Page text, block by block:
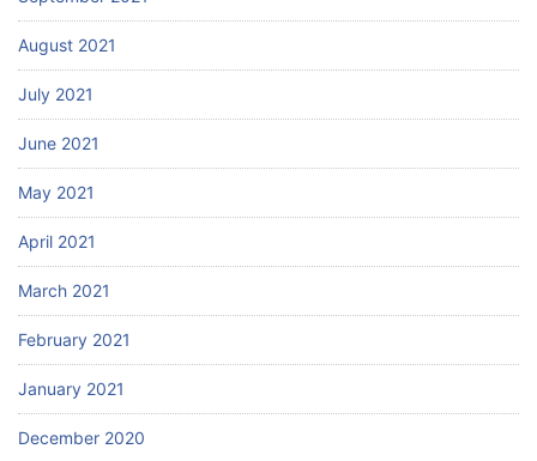
August 2021
July 2021
June 2021
May 2021
April 2021
March 2021
February 2021
January 2021
December 2020